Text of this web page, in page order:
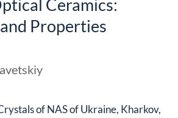
Ceramics:
Properties
of NAS of Ukraine, Kharkov,